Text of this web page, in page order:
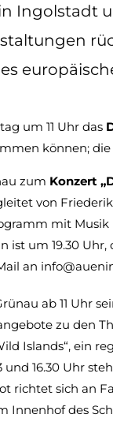
in
um 11 Uhr das
können;
zum Konzert
von
mit
ist um 19.30
an
ab 11 Uhr
zu den
Islands“, ein
16.30 Uhr
richtet sich an
Innenhof des